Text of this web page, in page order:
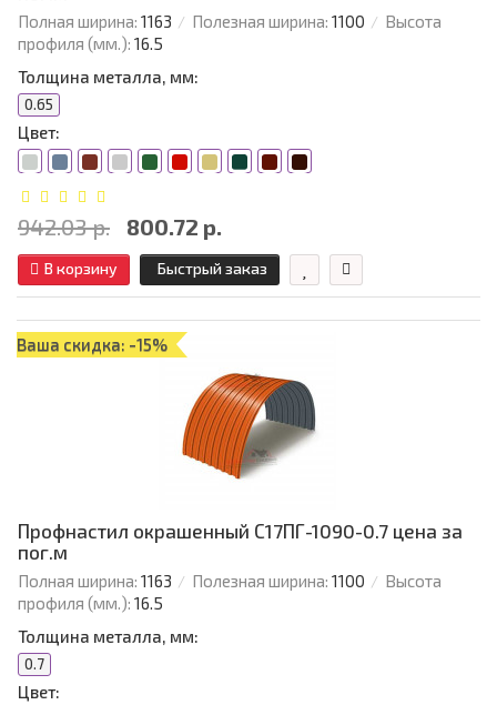
Полная ширина: 1163 Полезная ширина: 1100
Высота
профиля (мм.): 16.5
Толщина металла, мм:
0.65
Цвет:
942.03 р. 800.72 р.
В корзину Быстрый заказ
Ваша скидка: -15%
Профнастил окрашенный С17ПГ-1090-0.7 цена за
пог.м
Полная ширина: 1163 Полезная ширина: 1100
Высота
профиля (мм.): 16.5
Толщина металла, мм:
0.7
Цвет: